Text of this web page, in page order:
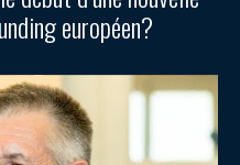
européen?